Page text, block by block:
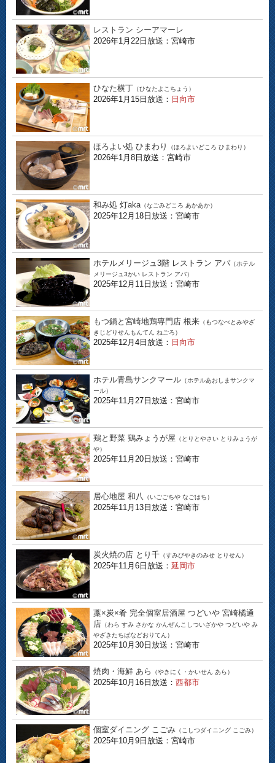
レストラン シーアマーレ
2026年1月22日放送：宮崎市
ひなた横丁 （ひなたよこちょう）
2026年1月15日放送： 日向市
ほろよい処 ひまわり （ほろよいどころ ひまわり）
2026年1月8日放送：宮崎市
和み処 灯aka （なごみどころ あかあか）
2025年12月18日放送：宮崎市
ホテルメリージュ3階 レストラン アバ （ホテル
メリージュ3かい レストラン アバ）
2025年12月11日放送：宮崎市
もつ鍋と宮崎地鶏専門店 根来 （もつなべとみやざ
きじどりせんもんてん ねごろ）
2025年12月4日放送： 日向市
ホテル青島サンクマール （ホテルあおしまサンクマ
ール）
2025年11月27日放送：宮崎市
鶏と野菜 鶏みょうが屋 （とりとやさい とりみょうが
や）
2025年11月20日放送：宮崎市
居心地屋 和八 （いごごちや なごはち）
2025年11月13日放送：宮崎市
炭火焼の店 とり千 （すみびやきのみせ とりせん）
2025年11月6日放送： 延岡市
藁×炭×肴 完全個室居酒屋 つどいや 宮崎橘通
店 （わら すみ さかな かんぜんこしついざかや つどいや み
やざきたちばなどおりてん）
2025年10月30日放送：宮崎市
焼肉・海鮮 あら （やきにく・かいせん あら）
2025年10月16日放送： 西都市
個室ダイニング こごみ （こしつダイニング こごみ）
2025年10月9日放送：宮崎市